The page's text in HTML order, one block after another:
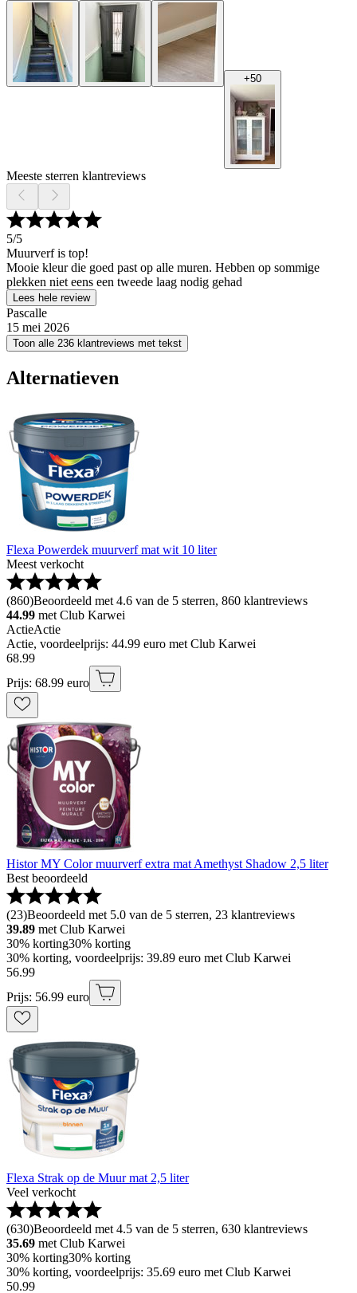
+50
Meeste sterren klantreviews
5/5
Muurverf is top!
Mooie kleur die goed past op alle muren. Hebben op sommige
plekken niet eens een tweede laag nodig gehad
Lees hele review
Pascalle
15 mei 2026
Toon alle 236 klantreviews met tekst
Alternatieven
Flexa Powerdek muurverf mat wit 10 liter
Meest verkocht
(860)Beoordeeld met 4.6 van de 5 sterren, 860 klantreviews
44.99 met Club Karwei
ActieActie
Actie, voordeelprijs: 44.99 euro met Club Karwei
68.99
Prijs: 68.99 euro
Histor MY Color muurverf extra mat Amethyst Shadow 2,5 liter
Best beoordeeld
(23)Beoordeeld met 5.0 van de 5 sterren, 23 klantreviews
39.89 met Club Karwei
30% korting30% korting
30% korting, voordeelprijs: 39.89 euro met Club Karwei
56.99
Prijs: 56.99 euro
Flexa Strak op de Muur mat 2,5 liter
Veel verkocht
(630)Beoordeeld met 4.5 van de 5 sterren, 630 klantreviews
35.69 met Club Karwei
30% korting30% korting
30% korting, voordeelprijs: 35.69 euro met Club Karwei
50.99